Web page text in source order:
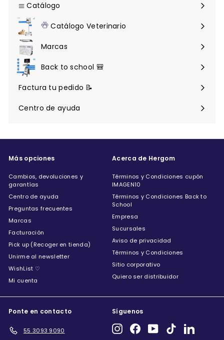
Catálogo
Expandir
menú
Catálogo Veterinario
Expandir
menú
Marcas
Back to school 🎒
Factura tu pedido 📝
Centro de ayuda
Expandir
Más opciones
Cambios, devoluciones y
garantías
Centro de ayuda
Preguntas frecuentes
Marcas
Facturación
Pick up (Recoger en tienda)
Unirme al newsletter
WishList ♡
Mi cuenta
Acerca de Hergom
Términos y Condiciones cupón
IMAGEN10
Términos y Condiciones Back to
School
Empresa
Sucursales
Aviso de privacidad
Términos y Condiciones
Sitio corporativo
Quiero ser distribuidor
Ponte en contacto
55 3093 9090
Síguenos
InstagramFacebookYouTubeTikTokLinkedIn